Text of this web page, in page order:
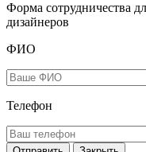
Форма сотрудничества
дизайнеров
ФИО
Телефон